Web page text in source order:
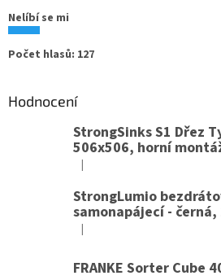
Nelíbí se mi
Počet hlasů: 127
Hodnocení
StrongSinks S1 Dřez
506x506, horní
Hodnocení produktu je 5 z
|
StrongLumio
samonapájecí -
Hodnocení produktu je 4 z
|
FRANKE Sorter Cube